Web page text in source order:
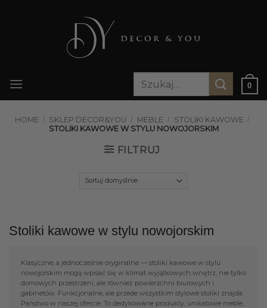
Szukaj:
0
HOME / SKLEP DECOR&YOU / MEBLE / STOLIKI KAWOWE /
STOLIKI KAWOWE W STYLU NOWOJORSKIM
FILTRUJ
Stoliki kawowe w stylu nowojorskim
Klasyczne, a jednocześnie oryginalne — stoliki kawowe w stylu
nowojorskim mogą wpisać się w klimat wyjątkowych wnętrz, nie tylko
domowych przestrzeni, ale również powierzchni biurowych i
gabinetów. Funkcjonalne, ale przede wszystkim stylowe stoliki znajda
Państwo w naszej ofercie. To dedykowane produkty, unikatowe meble,